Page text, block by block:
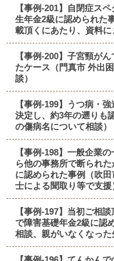
【事例-201】自閉症ス
生年金2級に認められた
載頂くにあたり、資料に
【事例-200】子宮頸が
たケース（門真市 外出
談）
【事例-199】うつ病・
決定し、約3年の遡りも
の傷病名について相談）
【事例-198】一般企業
ら他の事務所で断られ
に認められた事例（吹
士による聞取り等で支援
【事例-197】当初ご相
で障害基礎年金2級に認
相談、親がいなくなった